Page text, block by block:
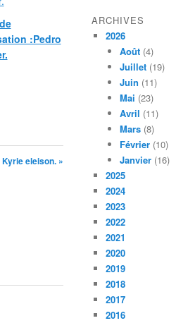
:Pedro
Kyrie eleison. »
ARCHIVES
2026
Août (4)
Juillet (19)
Juin (11)
Mai (23)
Avril (11)
Mars (8)
Février (10)
Janvier (16)
2025
2024
2023
2022
2021
2020
2019
2018
2017
2016